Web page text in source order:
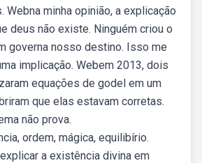
Webna minha opinião, a explicação
deus não existe. Ninguém criou o
governa nosso destino. Isso me
implicação. Webem 2013, dois
equações de godel em um
que elas estavam corretas.
não prova.
ordem, mágica, equilibírio.
a existência divina em